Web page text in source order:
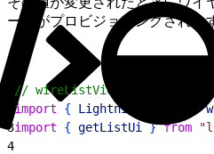
ータがプロビジョニングされま
// wireListViewToken.js
import { LightningElement ,
3import { getListUi } from
4